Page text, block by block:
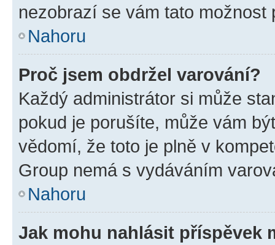
nezobrazí se vám tato
Nahoru
Proč jsem obdržel varování?
Každý administrátor si může
pokud je porušíte, může vám
vědomí, že toto je plně v
Group nemá s vydáváním
Nahoru
Jak mohu nahlásit příspěvek